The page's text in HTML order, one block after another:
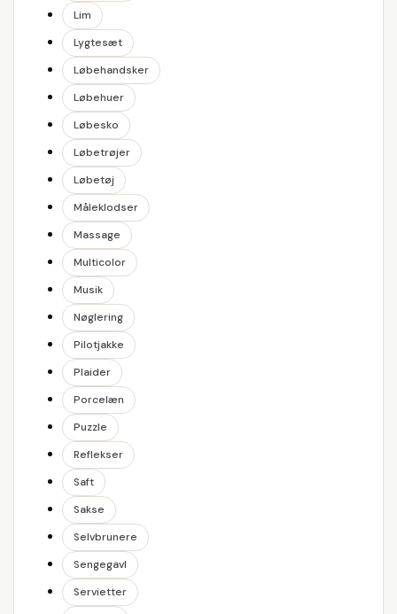
Lim
Lygtesæt
Løbehandsker
Løbehuer
Løbesko
Løbetrøjer
Løbetøj
Måleklodser
Massage
Multicolor
Musik
Nøglering
Pilotjakke
Plaider
Porcelæn
Puzzle
Reflekser
Saft
Sakse
Selvbrunere
Sengegavl
Servietter